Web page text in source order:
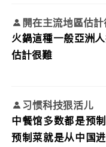
開在主流地區估
火鍋這種一般亞洲
估計很難
习惯科技狠活儿
中餐馆多数都是预
预制菜就是从中国